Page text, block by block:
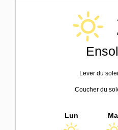
Lever du
Coucher du
Lun